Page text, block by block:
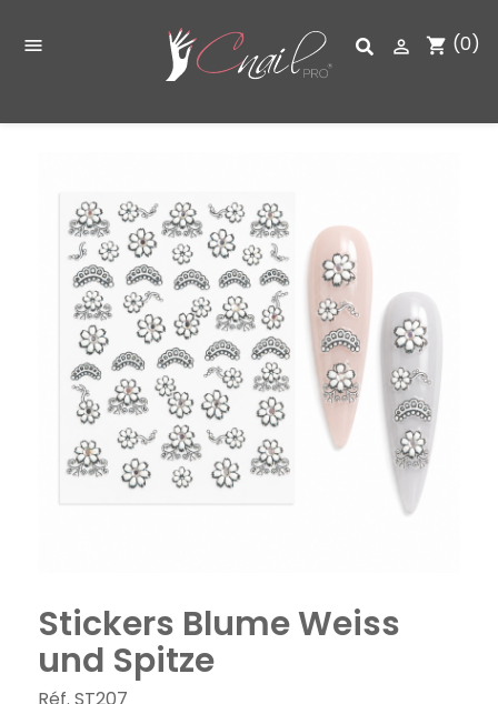
 shopping_cart (0)

Stickers Blume Weiss
und Spitze